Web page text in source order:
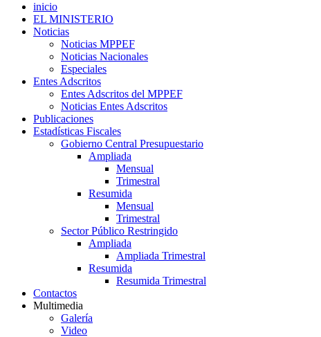
inicio
EL MINISTERIO
Noticias
Noticias MPPEF
Noticias Nacionales
Especiales
Entes Adscritos
Entes Adscritos del MPPEF
Noticias Entes Adscritos
Publicaciones
Estadísticas Fiscales
Gobierno Central Presupuestario
Ampliada
Mensual
Trimestral
Resumida
Mensual
Trimestral
Sector Público Restringido
Ampliada
Ampliada Trimestral
Resumida
Resumida Trimestral
Contactos
Multimedia
Galería
Video